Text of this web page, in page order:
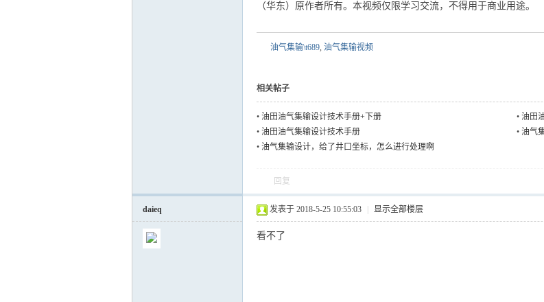
（华东）原作者所有。本视频仅限学习交流，不得用于商业用途。
油气集输\t689, 油气集输视频
相关帖子
• 油田油气集输设计技术手册+下册 • 油田
• 油田油气集输设计技术手册 • 油气
• 油气集输设计，给了井口坐标，怎么进行处理啊
回复
daieq 发表于 2018-5-25 10:55:03 显示全部楼层
看不了